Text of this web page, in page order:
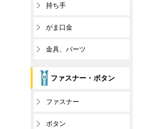
持ち手
がま口金
金具、パーツ
ファスナー・ボタン
ファスナー
ボタン